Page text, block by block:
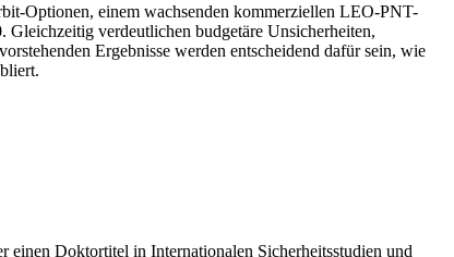
Optionen, einem wachsenden kommerziellen LEO-PNT-
verdeutlichen budgetäre Unsicherheiten,
Ergebnisse werden entscheidend dafür sein, wie
einen Doktortitel in Internationalen Sicherheitsstudien und